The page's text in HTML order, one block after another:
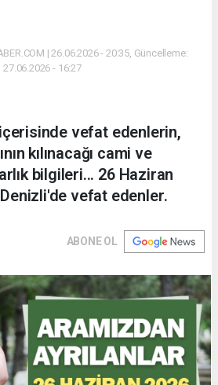
| 26.06.2026 - 20:35, Güncelleme:
27.06.2026 - 16:27
içerisinde vefat edenlerin,
kılınacağı cami ve
bilgileri... 26 Haziran
vefat edenler.
ABONE OL